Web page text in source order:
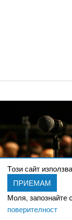
Tози сайт
ПРИЕМАМ
Моля, запознайте
поверителност